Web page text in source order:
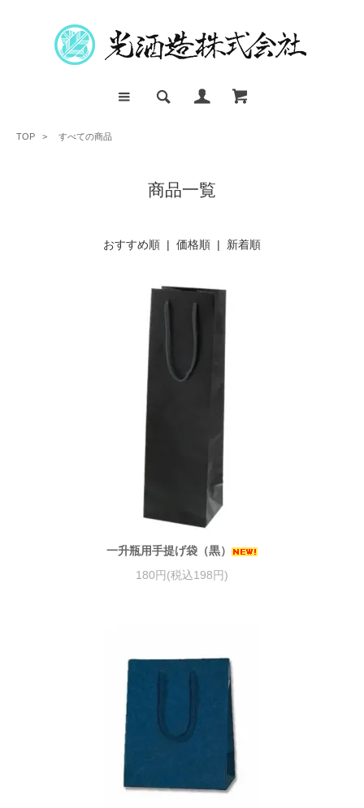
TOP > すべての商品
商品一覧
おすすめ順 | 価格順 | 新着順
一升瓶用手提げ袋（黒）
180円(税込198円)